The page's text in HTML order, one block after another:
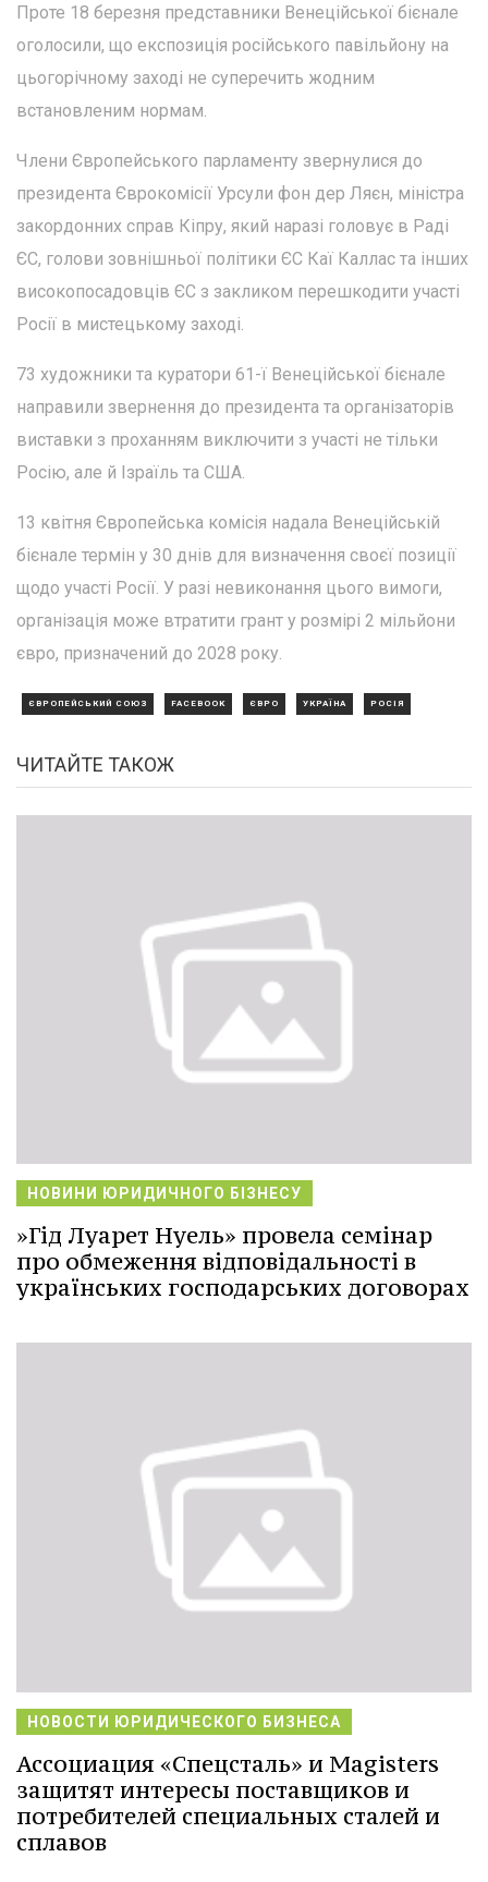
Проте 18 березня представники Венеційської бієнале
оголосили, що експозиція російського павільйону на
цьогорічному заході не суперечить жодним
встановленим нормам.
Члени Європейського парламенту звернулися до
президента Єврокомісії Урсули фон дер Ляєн, міністра
закордонних справ Кіпру, який наразі головує в Раді
ЄС, голови зовнішньої політики ЄС Каї Каллас та інших
високопосадовців ЄС з закликом перешкодити участі
Росії в мистецькому заході.
73 художники та куратори 61-ї Венеційської бієнале
направили звернення до президента та організаторів
виставки з проханням виключити з участі не тільки
Росію, але й Ізраїль та США.
13 квітня Європейська комісія надала Венеційській
бієнале термін у 30 днів для визначення своєї позиції
щодо участі Росії. У разі невиконання цього вимоги,
організація може втратити грант у розмірі 2 мільйони
євро, призначений до 2028 року.
ЄВРОПЕЙСЬКИЙ СОЮЗ FACEBOOK ЄВРО УКРАЇНА РОСІЯ
ЧИТАЙТЕ ТАКОЖ
НОВИНИ ЮРИДИЧНОГО БІЗНЕСУ
»Гід Луарет Нуель» провела семінар
про обмеження відповідальності в
українських господарських договорах
НОВОСТИ ЮРИДИЧЕСКОГО БИЗНЕСА
Ассоциация «Спецсталь» и Magisters
защитят интересы поставщиков и
потребителей специальных сталей и
сплавов